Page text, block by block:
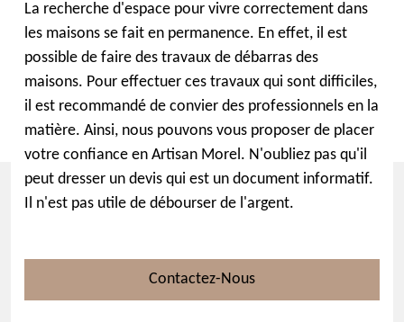
La recherche d'espace pour vivre correctement dans
les maisons se fait en permanence. En effet, il est
possible de faire des travaux de débarras des
maisons. Pour effectuer ces travaux qui sont difficiles,
il est recommandé de convier des professionnels en la
matière. Ainsi, nous pouvons vous proposer de placer
votre confiance en Artisan Morel. N'oubliez pas qu'il
peut dresser un devis qui est un document informatif.
Il n'est pas utile de débourser de l'argent.
Contactez-Nous